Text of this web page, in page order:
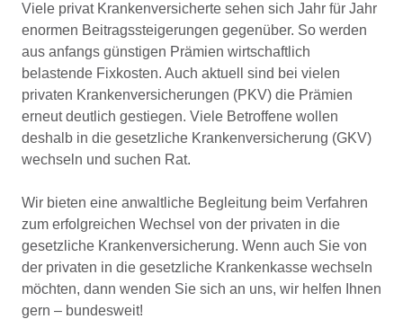
Viele privat Krankenversicherte sehen sich Jahr für Jahr
enormen Beitragssteigerungen gegenüber. So werden
aus anfangs günstigen Prämien wirtschaftlich
belastende Fixkosten. Auch aktuell sind bei vielen
privaten Krankenversicherungen (PKV) die Prämien
erneut deutlich gestiegen. Viele Betroffene wollen
deshalb in die gesetzliche Krankenversicherung (GKV)
wechseln und suchen Rat.
Wir bieten eine anwaltliche Begleitung beim Verfahren
zum erfolgreichen Wechsel von der privaten in die
gesetzliche Krankenversicherung. Wenn auch Sie von
der privaten in die gesetzliche Krankenkasse wechseln
möchten, dann wenden Sie sich an uns, wir helfen Ihnen
gern – bundesweit!